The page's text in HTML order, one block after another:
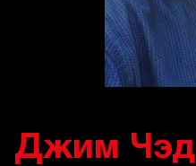
Джим Чэд